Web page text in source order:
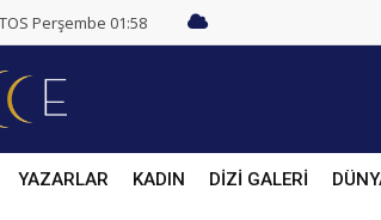
Perşembe 01:58
YAZARLAR KADIN DİZİ GALERİ